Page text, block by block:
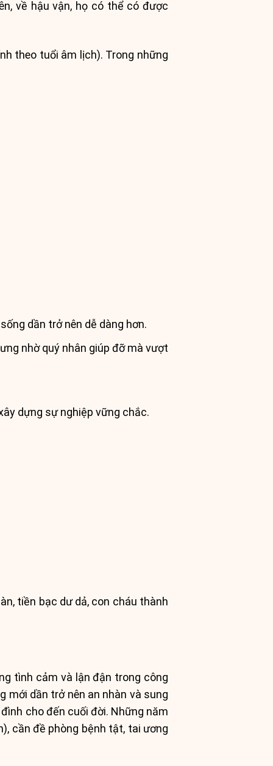
về hậu vận, họ có thể có được
theo tuổi âm lịch). Trong những
dần trở nên dễ dàng hơn.
nhờ quý nhân giúp đỡ mà vượt
dựng sự nghiệp vững chắc.
tiền bạc dư dả, con cháu thành
tình cảm và lận đận trong công
mới dần trở nên an nhàn và sung
cho đến cuối đời. Những năm
cần đề phòng bệnh tật, tai ương